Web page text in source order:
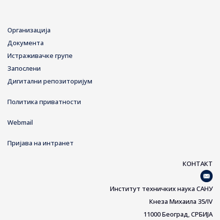
Организација
Документа
Истраживачке групе
Запослени
Дигитални репозиторијум
Политика приватности
Webmail
Пријава на интранет
КОНТАКТ
Институт техничких наука САНУ
Кнеза Михаила 35/IV
11000 Београд, СРБИЈА